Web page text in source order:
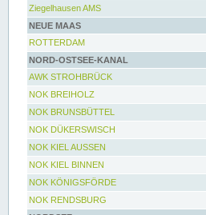
Ziegelhausen AMS
NEUE MAAS
ROTTERDAM
NORD-OSTSEE-KANAL
AWK STROHBRÜCK
NOK BREIHOLZ
NOK BRUNSBÜTTEL
NOK DÜKERSWISCH
NOK KIEL AUSSEN
NOK KIEL BINNEN
NOK KÖNIGSFÖRDE
NOK RENDSBURG